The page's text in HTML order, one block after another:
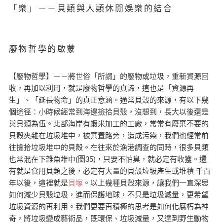
「樂」－－貝類與人類休閒娛樂的結合
廢物哲學的啟蒙
【廢物哲學】－－將世俗「所謂」的廢物或垃圾，重新資源回
收，再加以利用，就是廢物哲學的真諦，這也是「資源再
生」、「延長物命」的真正意涵。通常貝殼的來源，有以下幾
個途徑：小時候經常到海邊撿拾貝殼，沒想到，長大以後還是
與貝類為伍。北部海岸有蝦米加工的工廠，常常有廢棄不要的
貝殼夾雜在垃圾堆中，被棄置路旁，造成污染，我們也經常前
往撿拾垃圾堆中的貝殼。在往來於漁港調查的同時，很多貝類
也常混在下雜魚堆中(圖35)，只要不怕臭，就必定有收獲。還
有就是食用貝類之後，必定有大量的貝殼垃圾產生或堆積 千百
年以後，這裡就是貝塚 。以上幾種貝殼來源，讓我們一直深思
如何減少貝殼垃圾，進而保護地球，不只是垃圾減量，更希望
垃圾資源的再利用。我們更要再積極的思考是如何化腐朽為神
奇，將垃圾變成藝術品，既環保、垃圾減量，又達到野生動物